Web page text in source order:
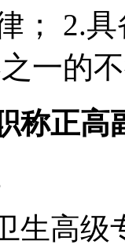
； 2.
一的
称正
生高级